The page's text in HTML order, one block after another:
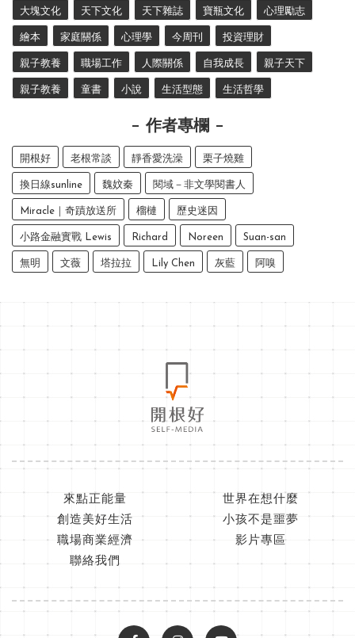
大塊文化 天下文化 天下雜誌 寶瓶文化 心理勵志
繪本 家庭關係 心理學 今周刊 投資理財
親子教養 職場工作 人際關係 自我成長 親子天下
親子教養 童書 小說 生活型態 生活哲學
作者專欄
開根好 老根常談 靜香愛洗澡 栗子燒雞
換日線sunline 魏妏秦 閱域－非文學閱書人
Miracle｜奇蹟放送所 榴槤 歷史迷因
小路金融實戰 Lewis Richard Noreen Suan-san
無明 文薇 塔拉拉 Lily Chen 灰藍 阿嗅
來點正能量
世界在想什麼
創造美好生活
小孩不是噩夢
職場商業經濟
影片專區
聯絡我們